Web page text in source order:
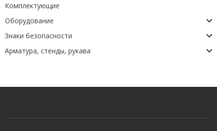
Комплектующие
Оборудование
Знаки безопасности
Арматура, стенды, рукава